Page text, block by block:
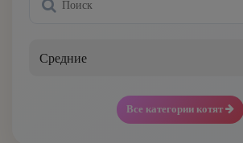
Средние
Все категории котят